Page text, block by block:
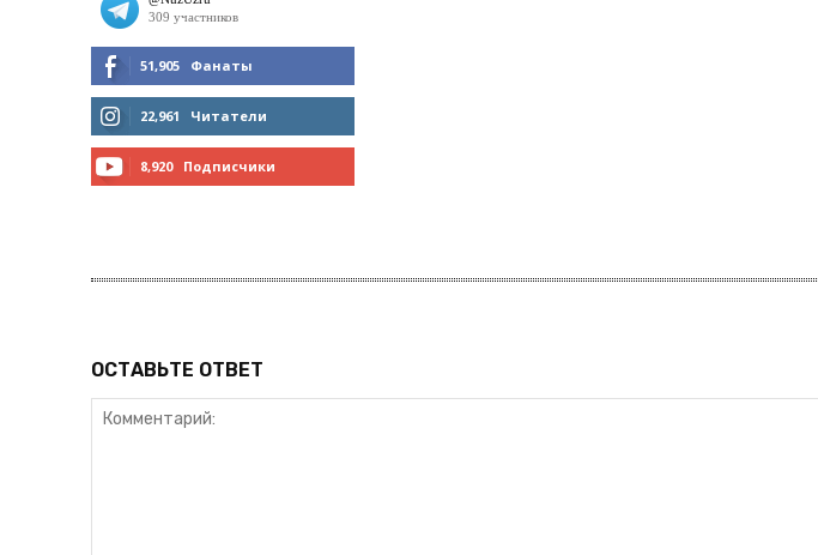
51,905 Фанаты
МНЕ НРАВИТСЯ
22,961 Читатели
8,920 Подписчики
ОСТАВЬТЕ ОТВЕТ